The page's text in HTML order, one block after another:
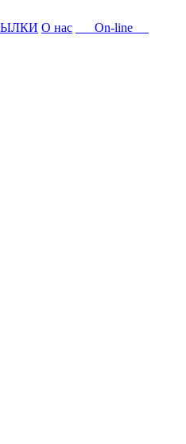
О нас On-line